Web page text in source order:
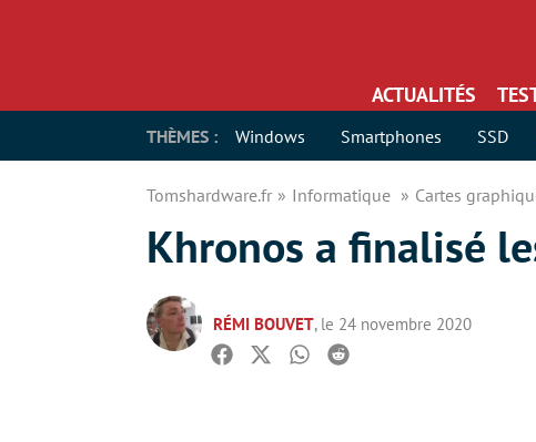
ACTUALITÉS
THÈMES : Windows Smartphones SSD
Tomshardware.fr Informatique Cartes
Khronos a finalisé
RÉMI BOUVET, le 24 novembre 2020
Facebook
TwitterWhatsapp
Reddit